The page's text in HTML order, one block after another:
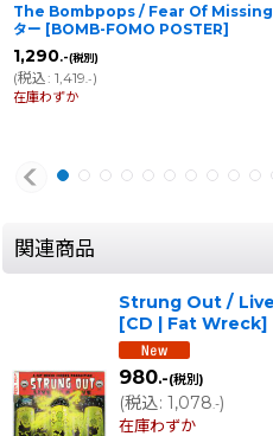
The Bombpops / Fear Of Missing
ター [BOMB-FOMO POSTER]
1,290.-(税別)
(税込: 1,419 .-)
在庫わずか
関連商品
Strung Out /
[CD | Fat Wreck]【
980.-(税別)
(税込: 1,078.-)
在庫わずか